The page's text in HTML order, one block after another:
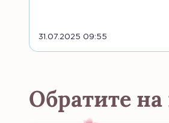
31.07.2025 09:55
Обратите